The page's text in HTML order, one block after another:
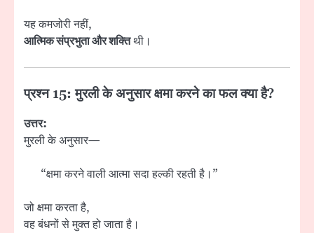
यह कमजोरी नहीं,
आत्मिक संप्रभुता और शक्तिथी।
प्रश्न 15: मुरली के अनुसार क्षमा करने का फल क्या है?
उत्तर:
मुरली के अनुसार—
“क्षमा करने वाली आत्मा सदा हल्की रहती है।”
जो क्षमा करता है,
वह बंधनों से मुक्त हो जाता है।